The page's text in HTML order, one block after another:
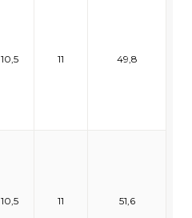
10,5 11 49,8
10,5 11 51,6